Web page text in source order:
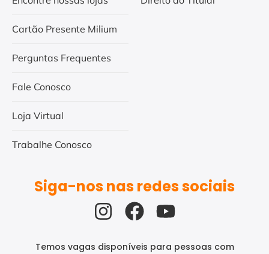
Cartão Presente Milium
Perguntas Frequentes
Fale Conosco
Loja Virtual
Trabalhe Conosco
Siga-nos nas redes sociais
Temos vagas disponíveis para pessoas com